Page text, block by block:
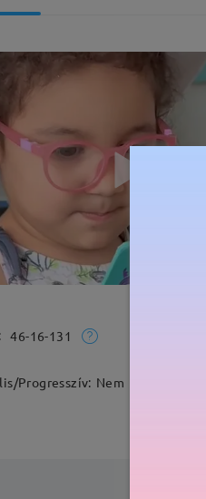
46-16-131
Progresszív: Nem